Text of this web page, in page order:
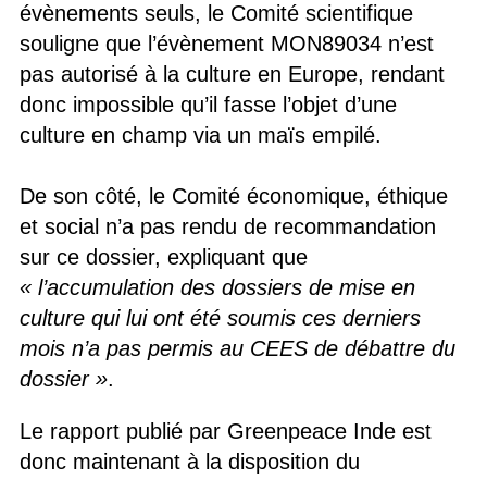
évènements seuls, le Comité scientifique
souligne que l’évènement MON89034 n’est
pas autorisé à la culture en Europe, rendant
donc impossible qu’il fasse l’objet d’une
culture en champ via un maïs empilé.
De son côté, le Comité économique, éthique
et social n’a pas rendu de recommandation
sur ce dossier, expliquant que
« l’accumulation des dossiers de mise en
culture qui lui ont été soumis ces derniers
mois n’a pas permis au CEES de débattre du
dossier ».
Le rapport publié par Greenpeace Inde est
donc maintenant à la disposition du